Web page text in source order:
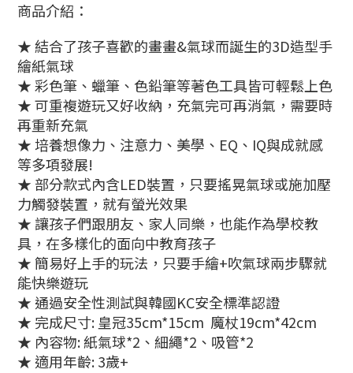
商品介紹：
★ 結合了孩子喜歡的畫畫&氣球而誕生的3D造型手
繪紙氣球
★ 彩色筆、蠟筆、色鉛筆等著色工具皆可輕鬆上色
★ 可重複遊玩又好收納，充氣完可再消氣，需要時
再重新充氣
★ 培養想像力、注意力、美學、EQ、IQ與成就感
等多項發展!
★ 部分款式內含LED裝置，只要搖晃氣球或施加壓
力觸發裝置，就有螢光效果
★ 讓孩子們跟朋友、家人同樂，也能作為學校教
具，在多樣化的面向中教育孩子
★ 簡易好上手的玩法，只要手繪+吹氣球兩步驟就
能快樂遊玩
★ 通過安全性測試與韓國KC安全標準認證
★ 完成尺寸: 皇冠35cm*15cm 魔杖19cm*42cm
★ 內容物: 紙氣球*2、細繩*2、吸管*2
★ 適用年齡: 3歲+